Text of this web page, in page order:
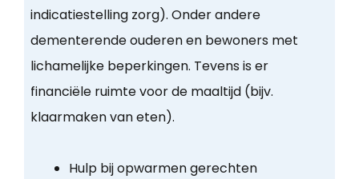
indicatiestelling zorg). Onder andere
dementerende ouderen en bewoners met
lichamelijke beperkingen. Tevens is er
financiële ruimte voor de maaltijd (bijv.
klaarmaken van eten).
Hulp bij opwarmen gerechten